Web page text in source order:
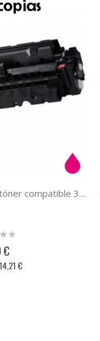
Canon 055H magenta tóner compatible 3018C002 055HM
€
14,21 €